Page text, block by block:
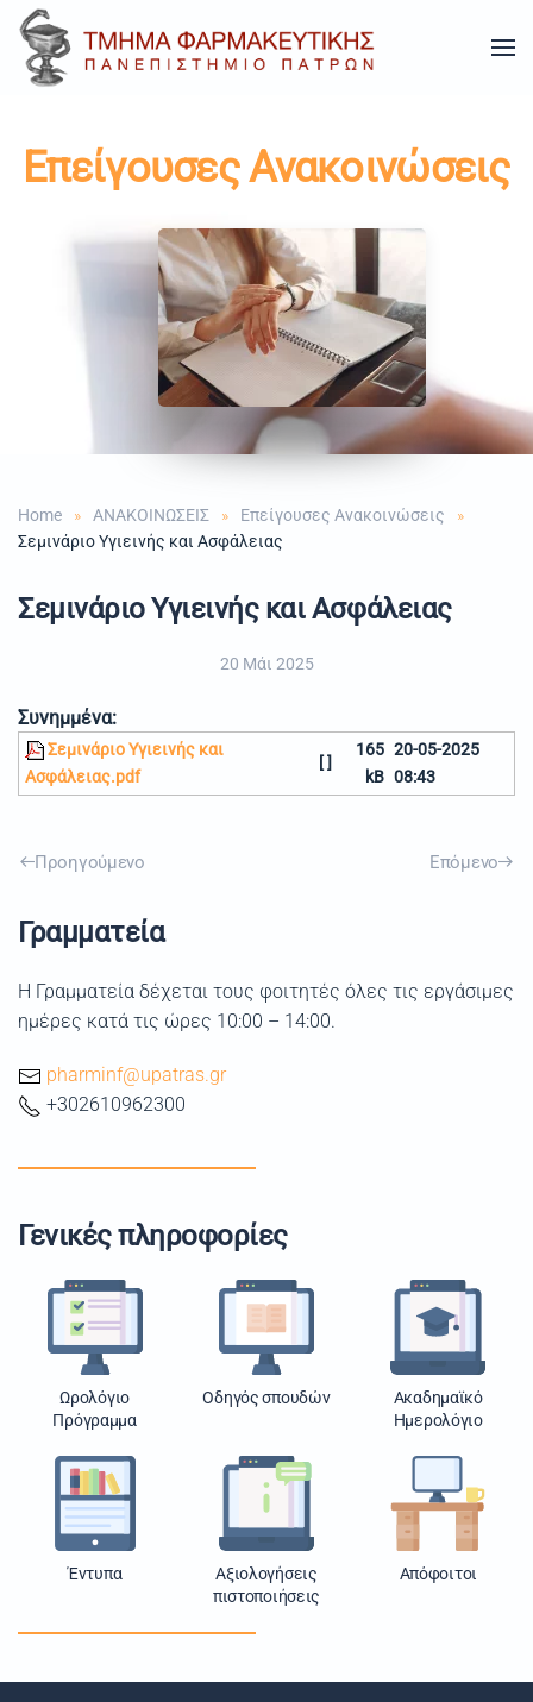
Skip to main content
Επείγουσες Ανακοινώσεις
Home ΑΝΑΚΟΙΝΩΣΕΙΣ
Επείγουσες Aνακοινώσεις
Σεμινάριο Υγιεινής και Ασφάλειας
Σεμινάριο Υγιεινής και Ασφάλειας
20 Μάι 2025
Συνημμένα:
Σεμινάριο Υγιεινής και
Ασφάλειας.pdf
[ ]
165
kB
20-05-2025
08:43
Προηγούμενο Επόμενο
Γραμματεία
Η Γραμματεία δέχεται τους φοιτητές όλες τις εργάσιμες
ημέρες κατά τις ώρες 10:00 – 14:00.
pharminf@upatras.gr
+302610962300
Γενικές πληροφορίες
Ωρολόγιο
Πρόγραμμα
Οδηγός σπουδών
Ακαδημαϊκό
Ημερολόγιο
Έντυπα
Αξιολογήσεις
πιστοποιήσεις
Απόφοιτοι